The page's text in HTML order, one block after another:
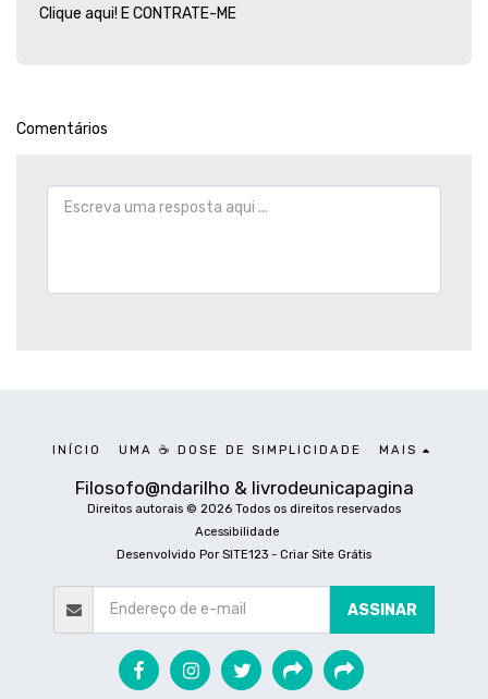
Clique aqui! E CONTRATE-ME
Comentários
Filosofo@ndarilho & livrodeunicapagina
Direitos autorais © 2026 Todos os direitos reservados
Acessibilidade
Desenvolvido PorSITE123 - Criar Site Grátis
INÍCIO UMA ☕ DOSE DE SIMPLICIDADE MAIS
ASSINAR